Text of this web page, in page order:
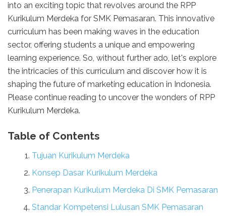
into an exciting topic that revolves around the RPP
Kurikulum Merdeka for SMK Pemasaran. This innovative
curriculum has been making waves in the education
sector, offering students a unique and empowering
learning experience. So, without further ado, let's explore
the intricacies of this curriculum and discover how it is
shaping the future of marketing education in Indonesia.
Please continue reading to uncover the wonders of RPP
Kurikulum Merdeka.
Table of Contents
Tujuan Kurikulum Merdeka
Konsep Dasar Kurikulum Merdeka
Penerapan Kurikulum Merdeka Di SMK Pemasaran
Standar Kompetensi Lulusan SMK Pemasaran